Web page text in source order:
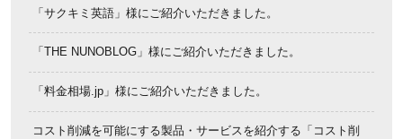
「サクキミ英語」様にご紹介いただきました。
「THE NUNOBLOG」様にご紹介いただきました。
「料金相場.jp」様にご紹介いただきました。
コスト削減を可能にする製品・サービスを紹介する「コスト削